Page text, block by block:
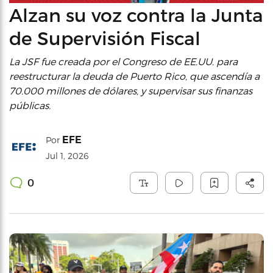
Alzan su voz contra la Junta
de Supervisión Fiscal
La JSF fue creada por el Congreso de EE.UU. para
reestructurar la deuda de Puerto Rico, que ascendía a
70.000 millones de dólares, y supervisar sus finanzas
públicas.
Por EFE
Jul 1, 2026
0